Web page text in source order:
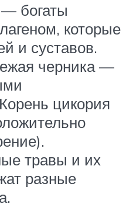
богаты
которые
и суставов.
черника —
цикория
травы и их
разные